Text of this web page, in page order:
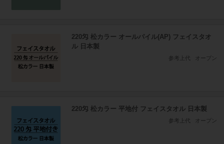
220匁 松カラー オールパイル(AP) フェイスタオ
ル 日本製
参考上代 オープン
220匁 松カラー 平地付 フェイスタオル 日本製
参考上代 オープン